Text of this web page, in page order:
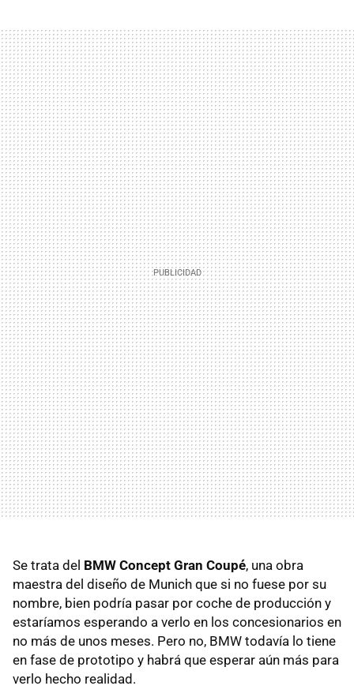
Se trata del BMW Concept Gran Coupé, una obra
maestra del diseño de Munich que si no fuese por su
nombre, bien podría pasar por coche de producción y
estaríamos esperando a verlo en los concesionarios en
no más de unos meses. Pero no, BMW todavía lo tiene
en fase de prototipo y habrá que esperar aún más para
verlo hecho realidad.